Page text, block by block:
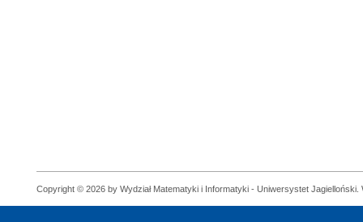
Copyright © 2026 by Wydział Matematyki i Informatyki - Uniwersystet